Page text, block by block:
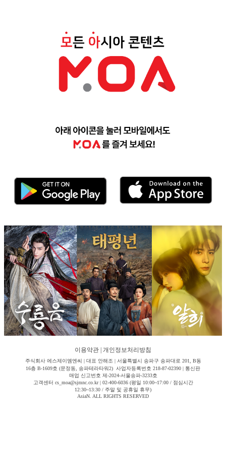
이용약관 개인정보처리방침
주식회사 에스제이엠엔씨 | 대표 안해조 | 서울특별시 송파구 송파대로 201, B동
16층 B-1609호 (문정동, 송파테라타워2) 사업자등록번호 218-87-02390 | 통신판
매업 신고번호 제-2024-서울송파-3233호
고객센터 cs_moa@sjmnc.co.kr | 02-400-6036 (평일 10:00~17:00 / 점심시간
12:30~13:30 / 주말 및 공휴일 휴무)
AsiaN. ALL RIGHTS RESERVED